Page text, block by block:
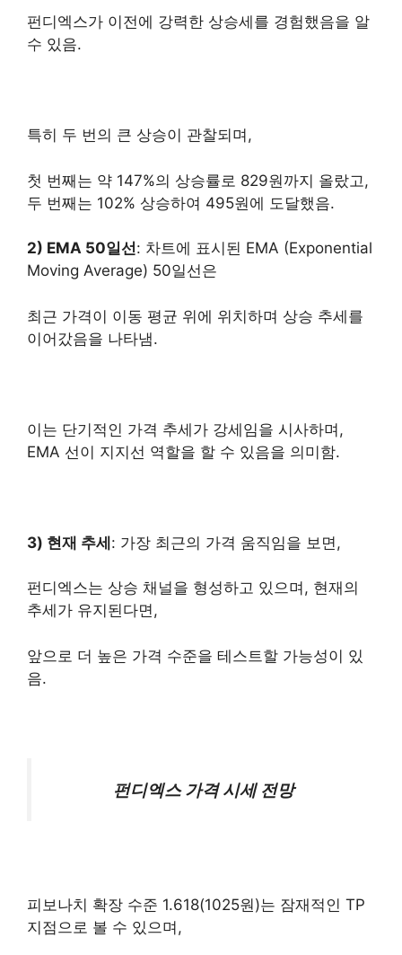
펀디엑스가 이전에 강력한 상승세를 경험했음을 알
수 있음.
특히 두 번의 큰 상승이 관찰되며,
첫 번째는 약 147%의 상승률로 829원까지 올랐고,
두 번째는 102% 상승하여 495원에 도달했음.
2) EMA 50일선: 차트에 표시된 EMA (Exponential
Moving Average) 50일선은
최근 가격이 이동 평균 위에 위치하며 상승 추세를
이어갔음을 나타냄.
이는 단기적인 가격 추세가 강세임을 시사하며,
EMA 선이 지지선 역할을 할 수 있음을 의미함.
3) 현재 추세: 가장 최근의 가격 움직임을 보면,
펀디엑스는 상승 채널을 형성하고 있으며, 현재의
추세가 유지된다면,
앞으로 더 높은 가격 수준을 테스트할 가능성이 있
음.
펀디엑스 가격 시세 전망
피보나치 확장 수준 1.618(1025원)는 잠재적인 TP
지점으로 볼 수 있으며,